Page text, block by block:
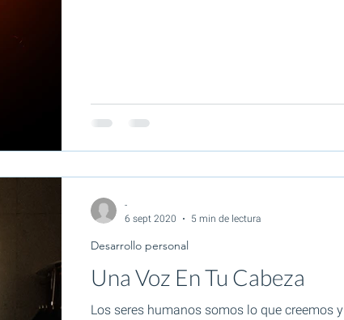
Una Voz En Tu Cabeza
Los seres humanos somos lo que creemos
Desarrollo personal
-
6 sept 2020
5 min de lectura